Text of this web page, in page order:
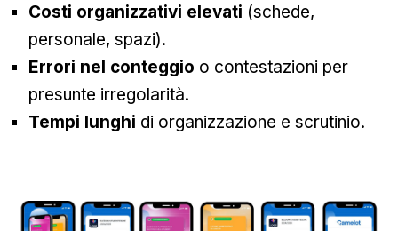
Costi organizzativi elevati (schede,
personale, spazi).
Errori nel conteggio o contestazioni per
presunte irregolarità.
Tempi lunghi di organizzazione e scrutinio.